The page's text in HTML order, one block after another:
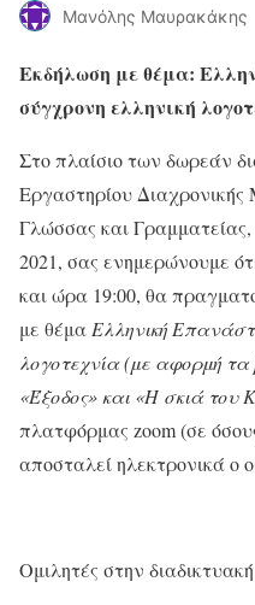
Μανόλης Μαυρακάκης
Εκδήλωση με θέμα:
σύγχρονη ελληνική
Στο πλαίσιο των δωρεάν
Εργαστηρίου Διαχρονικής
Γλώσσας και Γραμματείας,
2021, σας ενημερώνουμε
και ώρα 19:00, θα
με θέμα Ελληνική
λογοτεχνία (με αφορμή τα
«Έξοδος» και «Η σκιά του
πλατφόρμας zoom (σε
αποσταλεί ηλεκτρονικά ο
Ομιλητές στην